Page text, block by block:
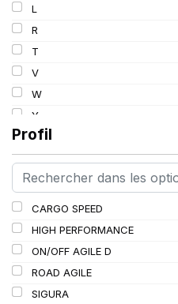
L
R
T
V
W
Y
Profil
CARGO SPEED
HIGH PERFORMANCE
ON/OFF AGILE D
ROAD AGILE
SIGURA